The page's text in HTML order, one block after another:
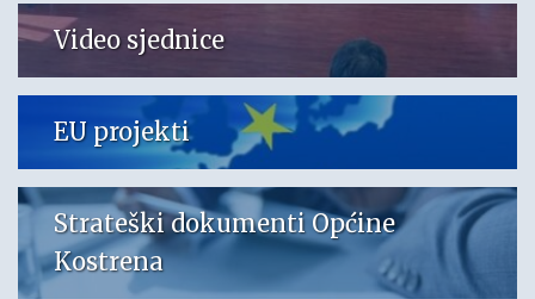
Video sjednice
EU projekti
Strateški dokumenti Općine
Kostrena